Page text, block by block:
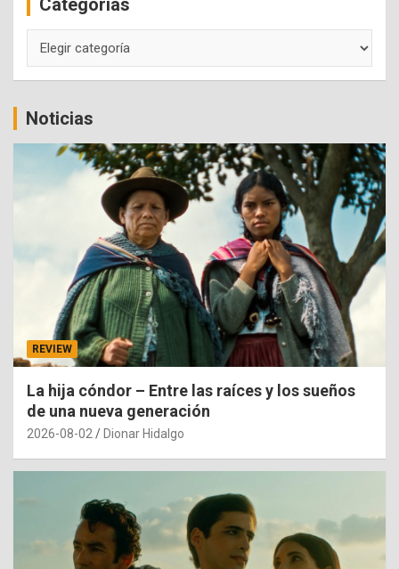
Categorías
Noticias
REVIEW
La hija cóndor – Entre las raíces y los sueños
de una nueva generación
2026-08-02 Dionar Hidalgo